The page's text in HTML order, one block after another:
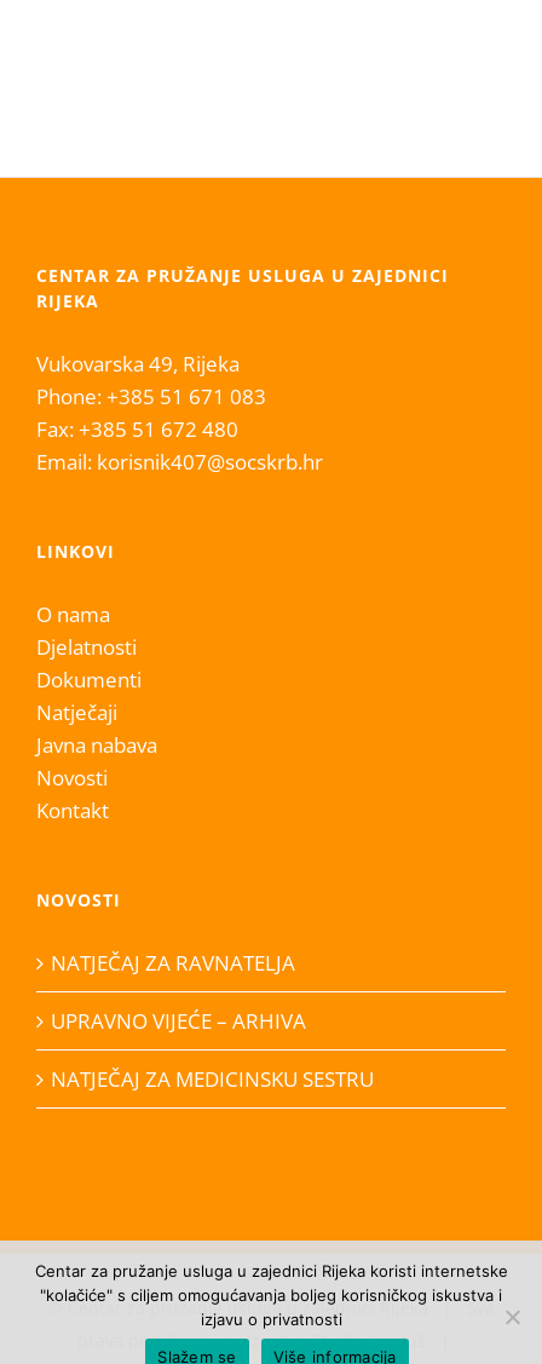
CENTAR ZA PRUŽANJE USLUGA U ZAJEDNICI
RIJEKA
Vukovarska 49, Rijeka
Phone:+385 51 671 083
Fax:+385 51 672 480
Email: korisnik407@socskrb.hr
LINKOVI
O nama
Djelatnosti
Dokumenti
Natječaji
Javna nabava
Novosti
Kontakt
NOVOSTI
NATJEČAJ ZA RAVNATELJA
UPRAVNO VIJEĆE – ARHIVA
NATJEČAJ ZA MEDICINSKU SESTRU
©Centar za pružanje usluga u zajednici Rijeka | Sva
prava pridržana | Izradio:Studio Kontuš
Centar za pružanje usluga u zajednici Rijeka koristi internetske
"kolačiće" s ciljem omogućavanja boljeg korisničkog iskustva i
izjavu o privatnosti
Slažem se
Više informacija